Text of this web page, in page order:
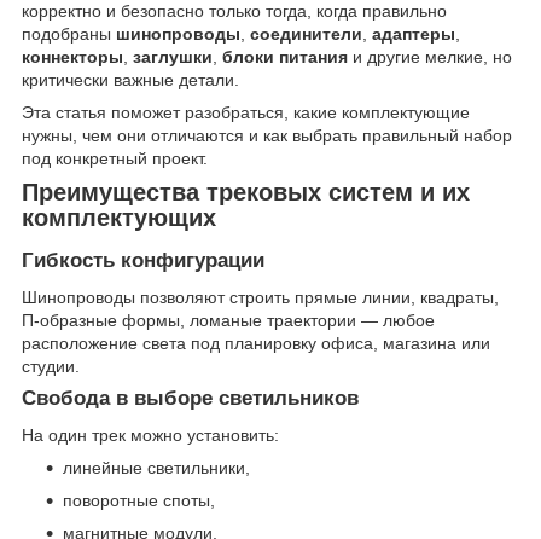
корректно и безопасно только тогда, когда правильно
подобраны шинопроводы, соединители, адаптеры,
коннекторы, заглушки, блоки питания и другие мелкие, но
критически важные детали.
Эта статья поможет разобраться, какие комплектующие
нужны, чем они отличаются и как выбрать правильный набор
под конкретный проект.
Преимущества трековых систем и их
комплектующих
Гибкость конфигурации
Шинопроводы позволяют строить прямые линии, квадраты,
П-образные формы, ломаные траектории — любое
расположение света под планировку офиса, магазина или
студии.
Свобода в выборе светильников
На один трек можно установить:
линейные светильники,
поворотные споты,
магнитные модули,